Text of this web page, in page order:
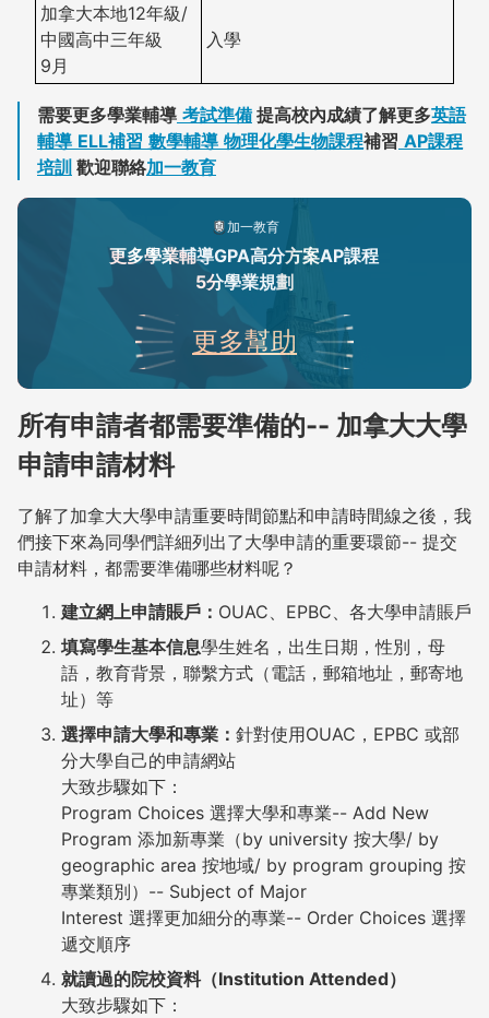
加拿大本地12年級/
中國高中三年級
9月
入學
需要更多學業輔導 考試準備 提高校內成績了解更多英語
輔導 ELL補習 數學輔導 物理化學生物課程補習 AP課程
培訓 歡迎聯絡加一教育
加一教育
更多學業輔導GPA高分方案AP課程
5分學業規劃
更多幫助
所有申請者都需要準備的-- 加拿大大學
申請申請材料
了解了加拿大大學申請重要時間節點和申請時間線之後，我
們接下來為同學們詳細列出了大學申請的重要環節-- 提交
申請材料，都需要準備哪些材料呢？
建立網上申請賬戶： OUAC、EPBC、各大學申請賬戶
填寫學生基本信息學生姓名，出生日期，性別，母
語，教育背景，聯繫方式（電話，郵箱地址，郵寄地
址）等
選擇申請大學和專業： 針對使用OUAC，EPBC 或部
分大學自己的申請網站
大致步驟如下：
Program Choices 選擇大學和專業-- Add New
Program 添加新專業（by university 按大學/ by
geographic area 按地域/ by program grouping 按
專業類別）-- Subject of Major
Interest 選擇更加細分的專業-- Order Choices 選擇
遞交順序
就讀過的院校資料（Institution Attended）
大致步驟如下：